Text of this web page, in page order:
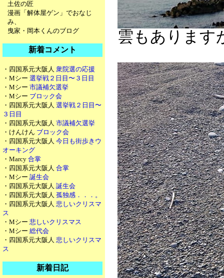
土佐の匠
漫画「解体屋ゲン」でおなじ
み、
曳家・岡本くんのブログ
新着コメント
・四国系元大阪人 衆院選の応援
・Mシー 選挙戦２日目〜３日目
・Mシー 市議補欠選挙
・Mシー ブロック会
・四国系元大阪人 選挙戦２日目〜
３日目
・四国系元大阪人 市議補欠選挙
・けんけん ブロック会
・四国系元大阪人 今日も街歩きウ
オーキング
・Marcy 合掌
・四国系元大阪人 合掌
・Mシー 誕生会
・四国系元大阪人 誕生会
・四国系元大阪人 孤独感．．．。
・四国系元大阪人 悲しいクリスマ
ス
・Mシー 悲しいクリスマス
・Mシー 総代会
・四国系元大阪人 悲しいクリスマ
ス
新着日記
雲もあります